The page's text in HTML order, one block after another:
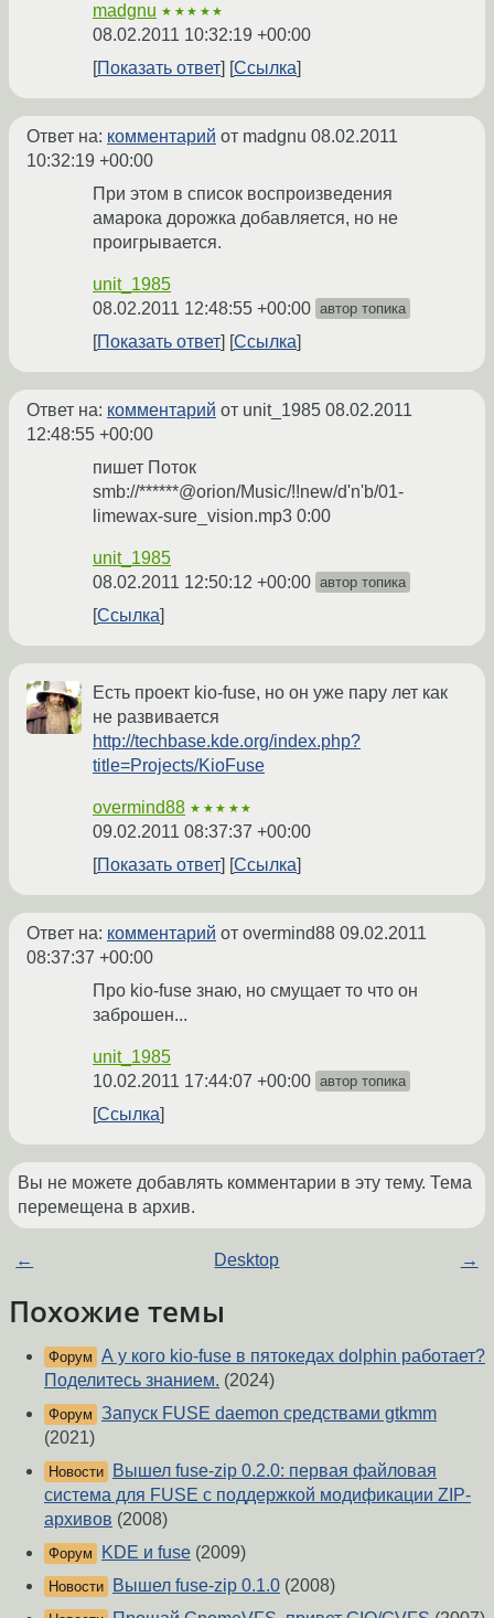
madgnu ★★★★★
08.02.2011 10:32:19 +00:00
Показать ответ
Ссылка
Ответ на: комментарий от madgnu 08.02.2011
10:32:19 +00:00
При этом в список воспроизведения
амарока дорожка добавляется, но не
проигрывается.
unit_1985
08.02.2011 12:48:55 +00:00 автор топика
Показать ответ Ссылка
Ответ на: комментарий от unit_1985 08.02.2011
12:48:55 +00:00
пишет Поток
smb://******@orion/Music/!!new/d'n'b/01-
limewax-sure_vision.mp3 0:00
unit_1985
08.02.2011 12:50:12 +00:00 автор топика
Ссылка
Есть проект kio-fuse, но он уже пару лет как
не развивается
http://techbase.kde.org/index.php?
title=Projects/KioFuse
overmind88 ★★★★★
09.02.2011 08:37:37 +00:00
Показать ответ
Ссылка
Ответ на: комментарий от overmind88 09.02.2011
08:37:37 +00:00
Про kio-fuse знаю, но смущает то что он
заброшен...
unit_1985
10.02.2011 17:44:07 +00:00 автор топика
Ссылка
Вы не можете добавлять комментарии в эту тему. Тема
перемещена в архив.
← Desktop →
Похожие темы
Форум А у кого kio-fuse в пятокедах dolphin работает?
Поделитесь знанием. (2024)
Форум Запуск FUSE daemon средствами gtkmm
(2021)
Новости
Вышел fuse-zip 0.2.0: первая файловая
система для FUSE с поддержкой модификации ZIP-
архивов (2008)
Форум KDE и fuse (2009)
Новости Вышел fuse-zip 0.1.0 (2008)